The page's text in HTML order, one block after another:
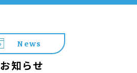
News
お知らせ